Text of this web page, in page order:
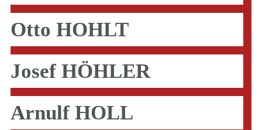
Otto HOHLT
Josef HÖHLER
Arnulf HOLL